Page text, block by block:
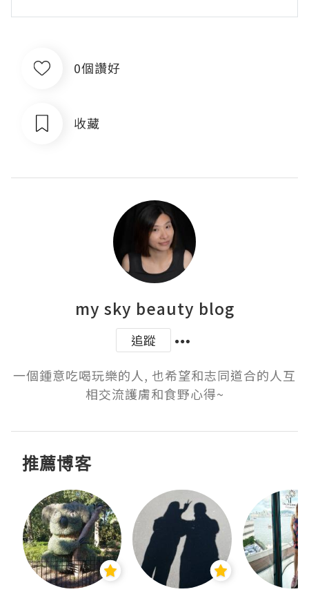
0個讚好
收藏
my sky beauty blog
追蹤
一個鍾意吃喝玩樂的人, 也希望和志同道合的人互
相交流護膚和食野心得~
推薦博客